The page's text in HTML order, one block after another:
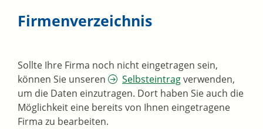
Firmenverzeichnis
Sollte Ihre Firma noch nicht eingetragen sein,
können Sie unseren
Selbsteintragverwenden,
um die Daten einzutragen. Dort haben Sie auch die
Möglichkeit eine bereits von Ihnen eingetragene
Firma zu bearbeiten.